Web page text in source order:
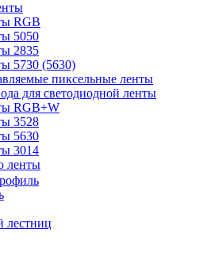
RGB
5050
2835
5730 (5630)
пиксельные ленты
для светодиодной ленты
RGB+W
3528
5630
3014
ленты
лестниц